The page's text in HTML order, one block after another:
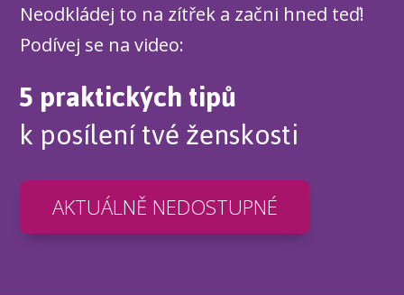
Neodkládej to na zítřek a začni hned teď!
Podívej se na video:
5 praktických tipů
k posílení tvé ženskosti
AKTUÁLNĚ NEDOSTUPNÉ